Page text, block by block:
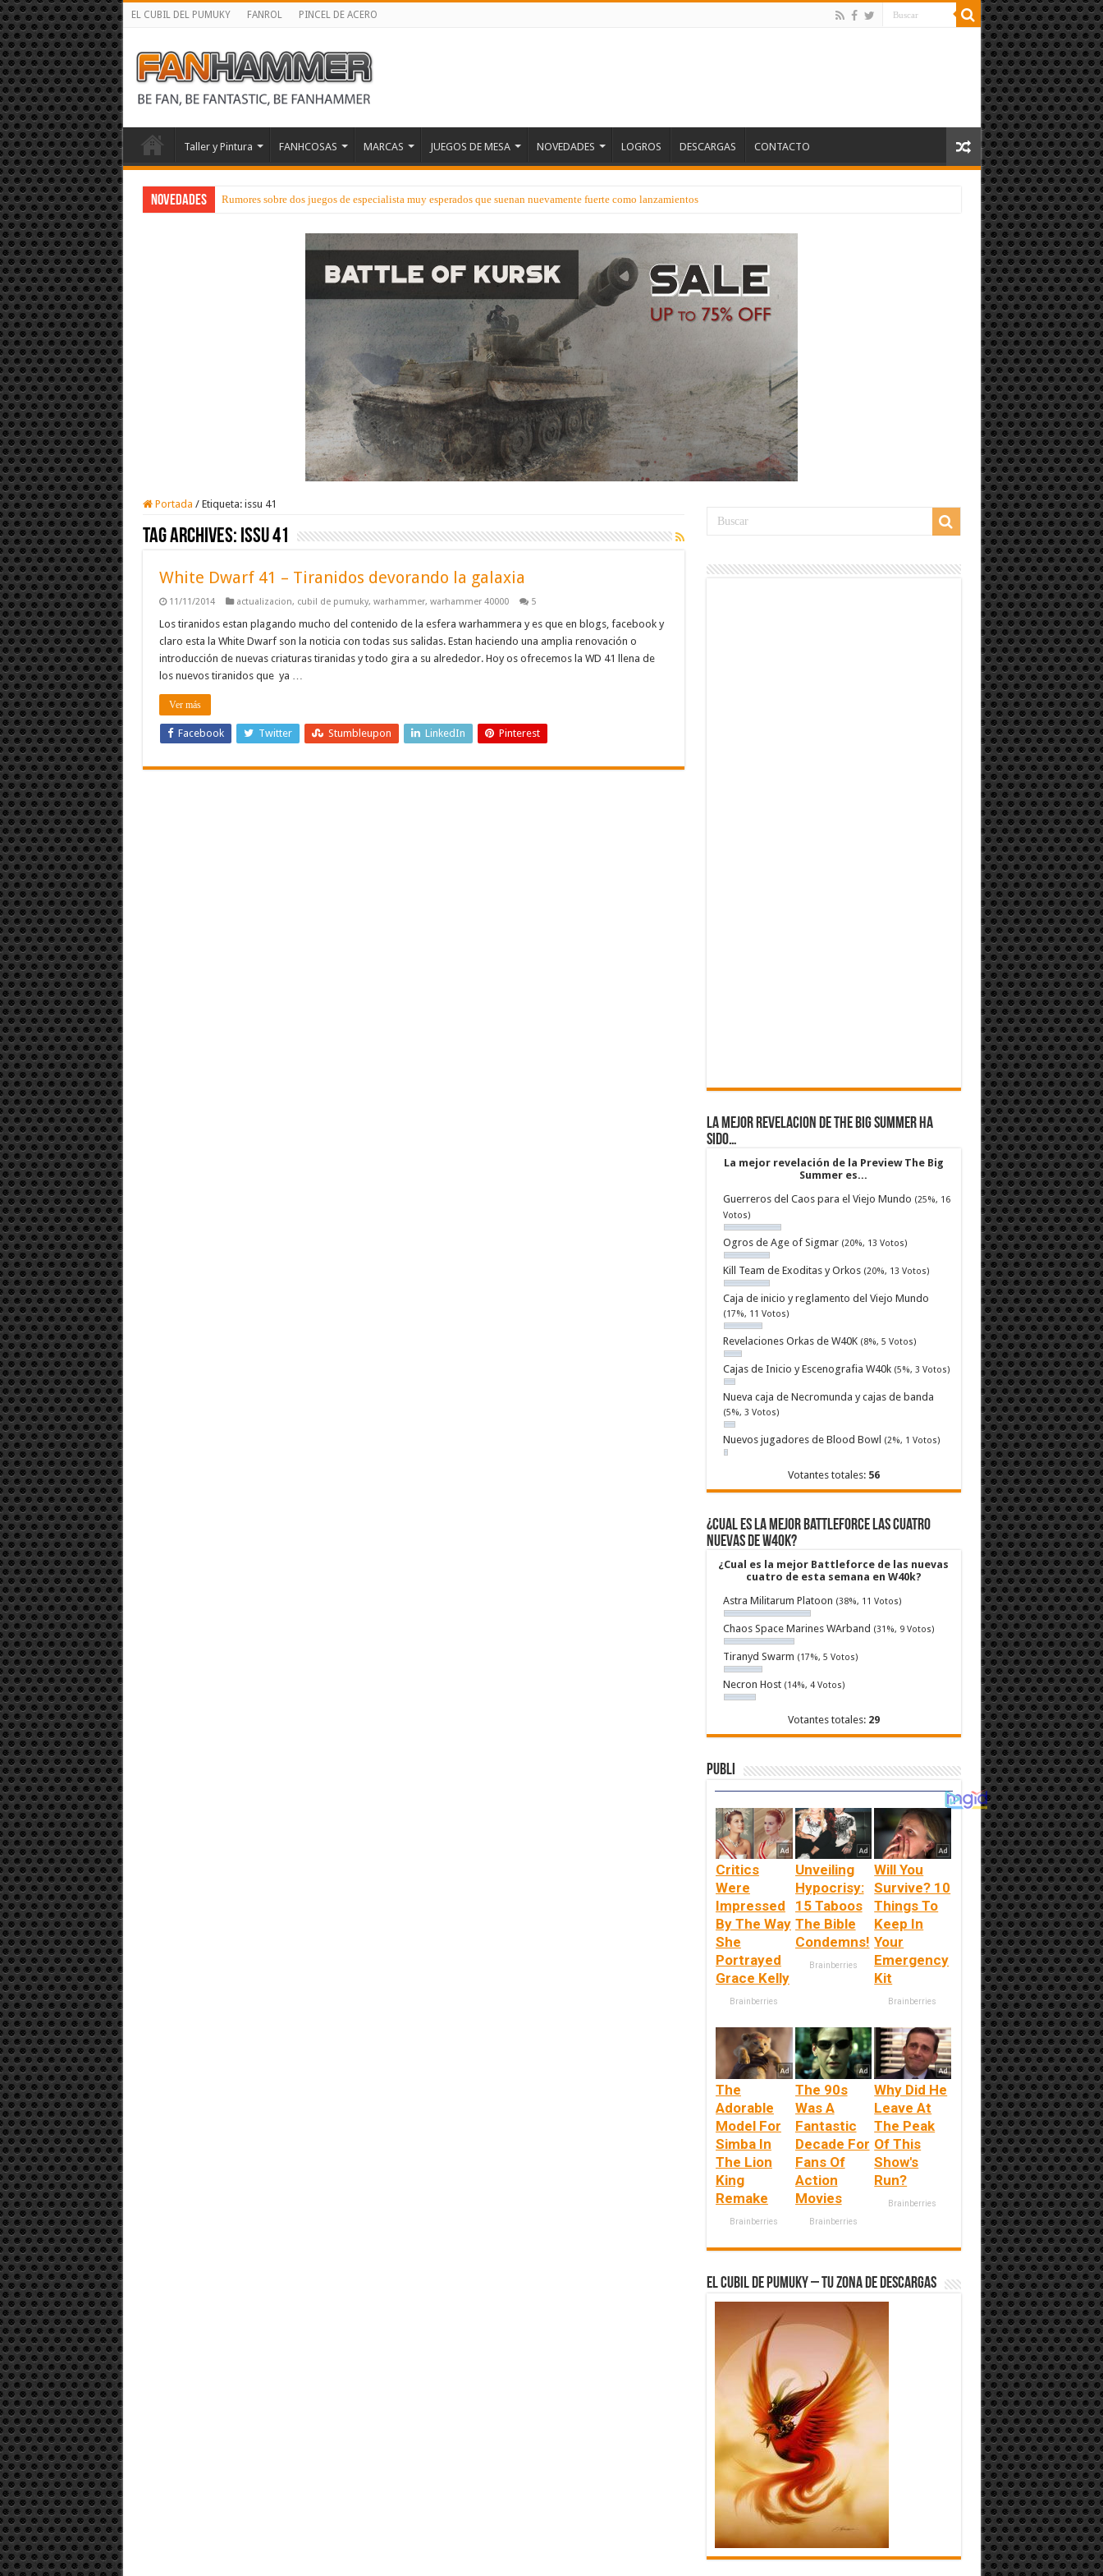
EL CUBIL DEL PUMUKY FANROL PINCEL DE ACERO
Taller y Pintura FANHCOSAS MARCAS JUEGOS DE MESA NOVEDADES LOGROS DESCARGAS CONTACTO
NOVEDADES Rumores sobre dos juegos de especialista muy esperados que suenan nuevamente fuerte como lanzamientos
Portada / Etiqueta: issu 41
Tag Archives: issu 41
White Dwarf 41 – Tiranidos devorando la galaxia
11/11/2014 actualizacion, cubil de pumuky, warhammer, warhammer 40000 5
Los tiranidos estan plagando mucho del contenido de la esfera warhammera y es que en blogs, facebook y
claro esta la White Dwarf son la noticia con todas sus salidas. Estan haciendo una amplia renovación o
introducción de nuevas criaturas tiranidas y todo gira a su alrededor. Hoy os ofrecemos la WD 41 llena de
los nuevos tiranidos que ya …
Ver más
Facebook Twitter Stumbleupon LinkedIn Pinterest
La mejor revelacion de The Big Summer ha
sido…
La mejor revelación de la Preview The Big
Summer es...
Guerreros del Caos para el Viejo Mundo (25%, 16
Votos)
Ogros de Age of Sigmar (20%, 13 Votos)
Kill Team de Exoditas y Orkos (20%, 13 Votos)
Caja de inicio y reglamento del Viejo Mundo
(17%, 11 Votos)
Revelaciones Orkas de W40K (8%, 5 Votos)
Cajas de Inicio y Escenografia W40k (5%, 3 Votos)
Nueva caja de Necromunda y cajas de banda
(5%, 3 Votos)
Nuevos jugadores de Blood Bowl (2%, 1 Votos)
Votantes totales: 56
¿Cual es la mejor Battleforce las cuatro
nuevas de W40k?
¿Cual es la mejor Battleforce de las nuevas
cuatro de esta semana en W40k?
Astra Militarum Platoon (38%, 11 Votos)
Chaos Space Marines WArband (31%, 9 Votos)
Tiranyd Swarm (17%, 5 Votos)
Necron Host (14%, 4 Votos)
Votantes totales: 29
Publi
Critics
Were
Impressed
By The Way
She
Portrayed
Grace Kelly
Brainberries
Unveiling
Hypocrisy:
15 Taboos
The Bible
Condemns!
Brainberries
Will You
Survive? 10
Things To
Keep In
Your
Emergency
Kit
Brainberries
The
Adorable
Model For
Simba In
The Lion
King
Remake
Brainberries
The 90s
Was A
Fantastic
Decade For
Fans Of
Action
Movies
Brainberries
Why Did He
Leave At
The Peak
Of This
Show's
Run?
Brainberries
El Cubil de Pumuky – Tu zona de Descargas